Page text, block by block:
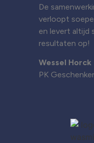
De
verloopt
en levert altijd
resultaten op!
Wessel Horck
PK